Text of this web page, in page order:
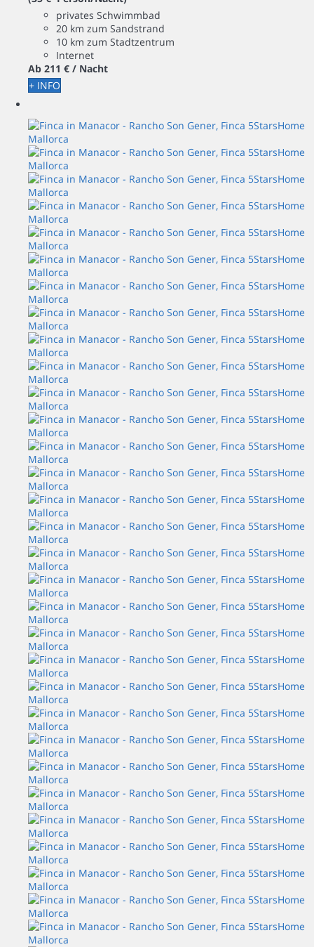
privates Schwimmbad
20 km zum Sandstrand
10 km zum Stadtzentrum
Internet
Ab 211 € / Nacht
+ INFO